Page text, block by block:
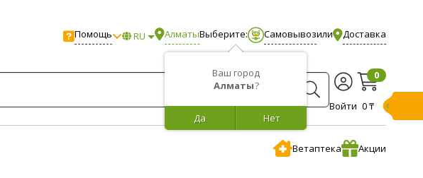
Помощь RU Алматы
Ваш город
Алматы?
Нет
Да
Выберите: Самовывозили Доставка
Войти
0
0 ₸
Ветаптека Акции